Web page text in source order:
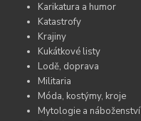
Karikatura a humor
Katastrofy
Krajiny
Kukátkové listy
Lodě, doprava
Militaria
Móda, kostýmy, kroje
Mytologie a náboženství